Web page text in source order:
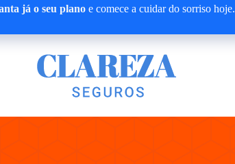
já o seu planoe comece a cuidar do sorriso hoje.